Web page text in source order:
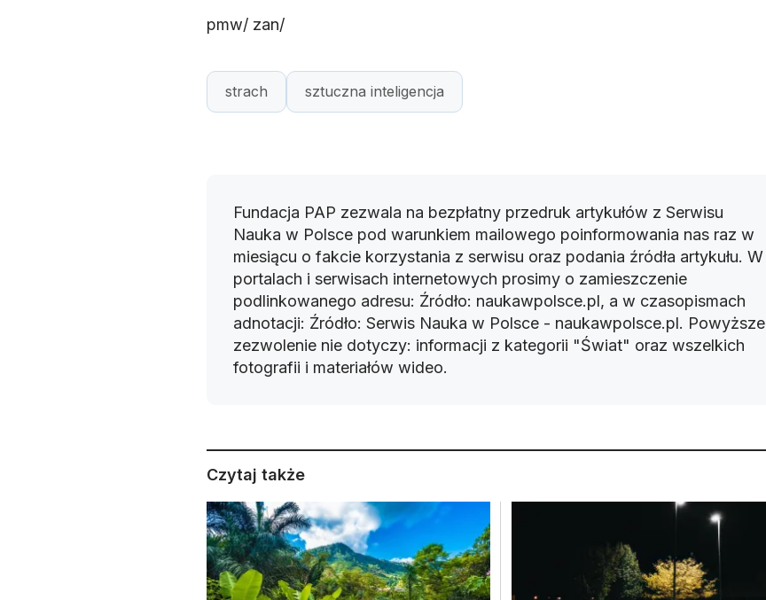
pmw/ zan/
strach sztuczna inteligencja
Fundacja PAP zezwala na bezpłatny przedruk artykułów z Serwisu
Nauka w Polsce pod warunkiem mailowego poinformowania nas raz w
miesiącu o fakcie korzystania z serwisu oraz podania źródła artykułu. W
portalach i serwisach internetowych prosimy o zamieszczenie
podlinkowanego adresu: Źródło: naukawpolsce.pl, a w czasopismach
adnotacji: Źródło: Serwis Nauka w Polsce - naukawpolsce.pl. Powyższe
zezwolenie nie dotyczy: informacji z kategorii "Świat" oraz wszelkich
fotografii i materiałów wideo.
Czytaj także